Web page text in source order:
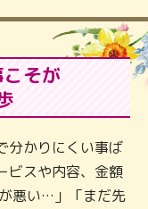
そが
分かりにくい事ば
ビスや内容、金額
悪い…」「まだ先